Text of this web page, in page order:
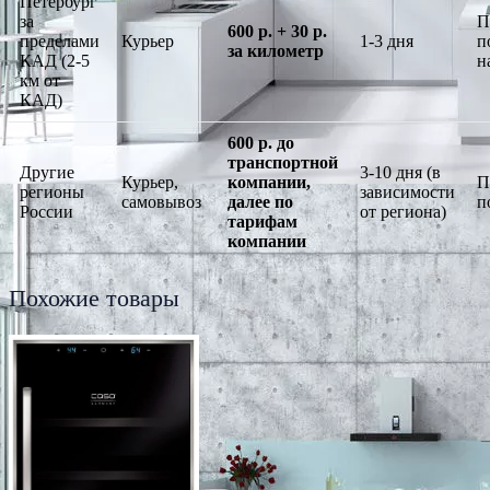
за
пределами
КАД (2-5
км от
КАД)
Курьер
600 р. + 30 р.
за километр
1-3 дня
Другие
регионы
России
Курьер,
самовывоз
600 р. до
транспортной
компании,
далее по
тарифам
компании
3-10 дня (в
зависимости
от региона)
Похожие товары